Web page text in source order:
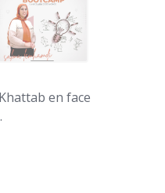
en face